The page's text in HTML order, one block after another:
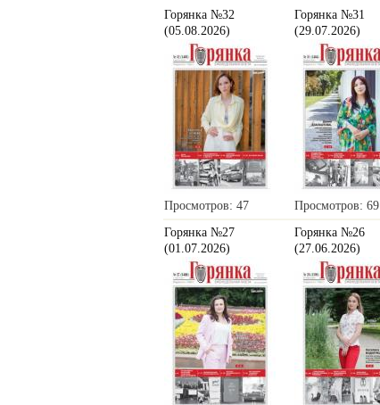
Горянка №32
(05.08.2026)
Просмотров: 47
Горянка №31
(29.07.2026)
Просмотров: 69
Горянка №27
(01.07.2026)
Горянка №26
(27.06.2026)